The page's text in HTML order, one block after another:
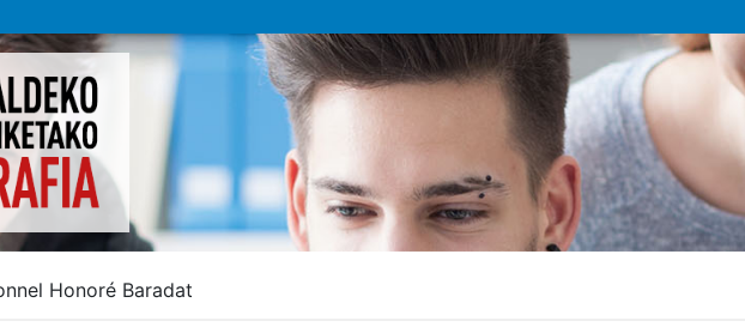
Honoré Baradat